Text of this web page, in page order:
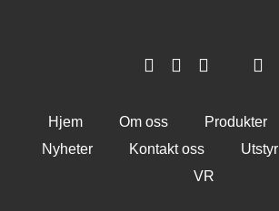
Hjem Om oss Produkter
Nyheter
Kontakt oss Utstyr
VR